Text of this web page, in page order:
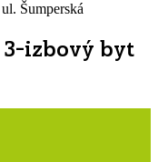
3-izbový byt